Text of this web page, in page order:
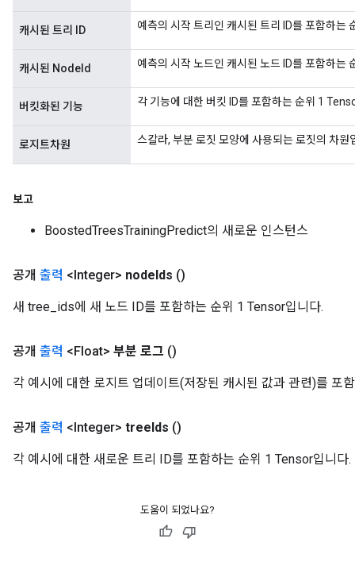
캐시된 트리 ID 예측의 시작 트리인 캐시된 트리 ID를 포함하는
캐시된 NodeId 예측의 시작 노드인 캐시된 노드 ID를 포함하는
버킷화된 기능 각 기능에 대한 버킷 ID를 포함하는 순위 1
로지트차원 스칼라, 부분 로짓 모양에 사용되는 로짓의 차원
보고
BoostedTreesTrainingPredict의 새로운 인스턴스
공개 출력 <Integer> nodeIds ()
새 tree_ids에 새 노드 ID를 포함하는 순위 1 Tensor입니다.
공개 출력 <Float> 부분 로그 ()
각 예시에 대한 로지트 업데이트(저장된 캐시된 값과 관련)를 포
공개 출력 <Integer> treeIds ()
각 예시에 대한 새로운 트리 ID를 포함하는 순위 1 Tensor입니다.
도움이 되었나요?